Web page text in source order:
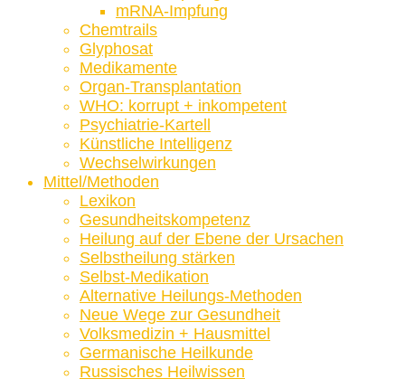
mRNA-Impfung
Chemtrails
Glyphosat
Medikamente
Organ-Transplantation
WHO: korrupt + inkompetent
Psychiatrie-Kartell
Künstliche Intelligenz
Wechselwirkungen
Mittel/Methoden
Lexikon
Gesundheitskompetenz
Heilung auf der Ebene der Ursachen
Selbstheilung stärken
Selbst-Medikation
Alternative Heilungs-Methoden
Neue Wege zur Gesundheit
Volksmedizin + Hausmittel
Germanische Heilkunde
Russisches Heilwissen